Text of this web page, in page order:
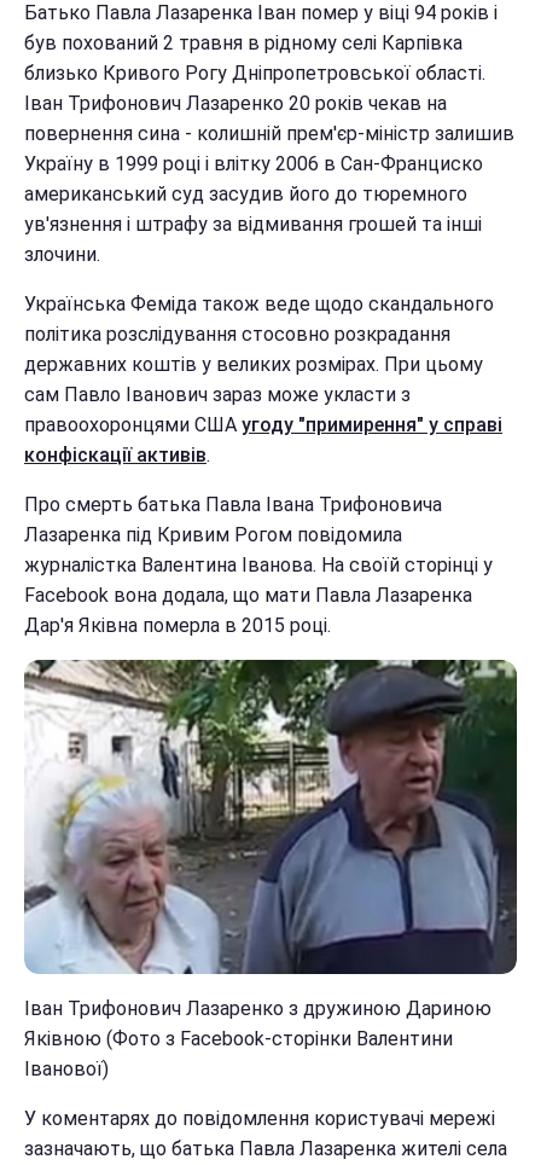
Батько Павла Лазаренка Іван помер у віці 94 років і
був похований 2 травня в рідному селі Карпівка
близько Кривого Рогу Дніпропетровської області.
Іван Трифонович Лазаренко 20 років чекав на
повернення сина - колишній прем'єр-міністр залишив
Україну в 1999 році і влітку 2006 в Сан-Франциско
американський суд засудив його до тюремного
ув'язнення і штрафу за відмивання грошей та інші
злочини.
Українська Феміда також веде щодо скандального
політика розслідування стосовно розкрадання
державних коштів у великих розмірах. При цьому
сам Павло Іванович зараз може укласти з
правоохоронцями США угоду "примирення" у справі
конфіскації активів.
Про смерть батька Павла Івана Трифоновича
Лазаренка під Кривим Рогом повідомила
журналістка Валентина Іванова. На своїй сторінці у
Facebook вона додала, що мати Павла Лазаренка
Дар'я Яківна померла в 2015 році.
Іван Трифонович Лазаренко з дружиною Дариною
Яківною (Фото з Facebook-сторінки Валентини
Іванової)
У коментарях до повідомлення користувачі мережі
зазначають, що батька Павла Лазаренка жителі села